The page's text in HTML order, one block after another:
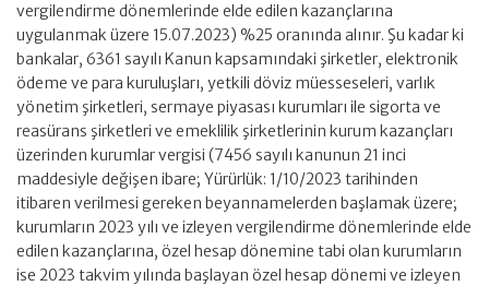
vergilendirme dönemlerinde elde edilen kazançlarına
uygulanmak üzere 15.07.2023) %25 oranında alınır. Şu kadar ki
bankalar, 6361 sayılı Kanun kapsamındaki şirketler, elektronik
ödeme ve para kuruluşları, yetkili döviz müesseseleri, varlık
yönetim şirketleri, sermaye piyasası kurumları ile sigorta ve
reasürans şirketleri ve emeklilik şirketlerinin kurum kazançları
üzerinden kurumlar vergisi (7456 sayılı kanunun 21 inci
maddesiyle değişen ibare; Yürürlük: 1/10/2023 tarihinden
itibaren verilmesi gereken beyannamelerden başlamak üzere;
kurumların 2023 yılı ve izleyen vergilendirme dönemlerinde elde
edilen kazançlarına, özel hesap dönemine tabi olan kurumların
ise 2023 takvim yılında başlayan özel hesap dönemi ve izleyen